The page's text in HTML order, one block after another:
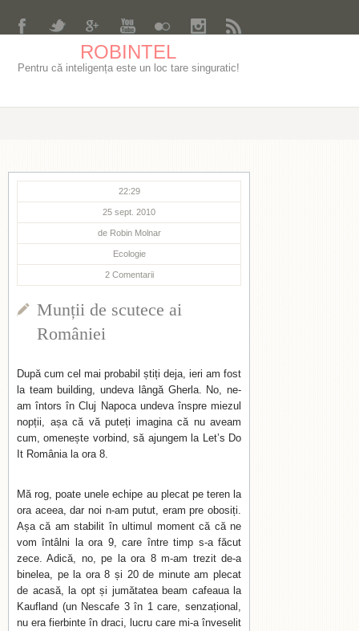
ROBINTEL
Pentru că inteligența este un loc tare singuratic!
22:29
25 sept. 2010
de Robin Molnar
Ecologie
2 Comentarii
Munții de scutece ai
României
După cum cel mai probabil știți deja, ieri am fost
la team building, undeva lângă Gherla. No, ne-
am întors în Cluj Napoca undeva înspre miezul
nopții, așa că vă puteți imagina că nu aveam
cum, omenește vorbind, să ajungem la Let’s Do
It România la ora 8.
Mă rog, poate unele echipe au plecat pe teren la
ora aceea, dar noi n-am putut, eram pre obosiți.
Așa că am stabilit în ultimul moment că că ne
vom întâlni la ora 9, care între timp s-a făcut
zece. Adică, no, pe la ora 8 m-am trezit de-a
binelea, pe la ora 8 și 20 de minute am plecat
de acasă, la opt și jumătatea beam cafeaua la
Kaufland (un Nescafe 3 în 1 care, senzațional,
nu era fierbinte în draci, lucru care mi-a înveselit